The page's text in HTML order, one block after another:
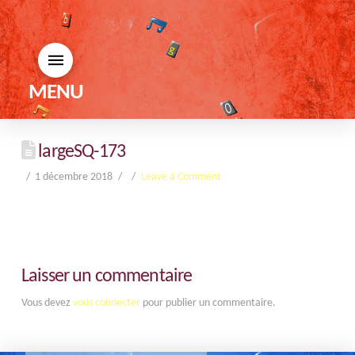
MENU
largeSQ-173
1 décembre 2018 Leave a Comment
Laisser un commentaire
Vous devez vous connecterpour publier un commentaire.